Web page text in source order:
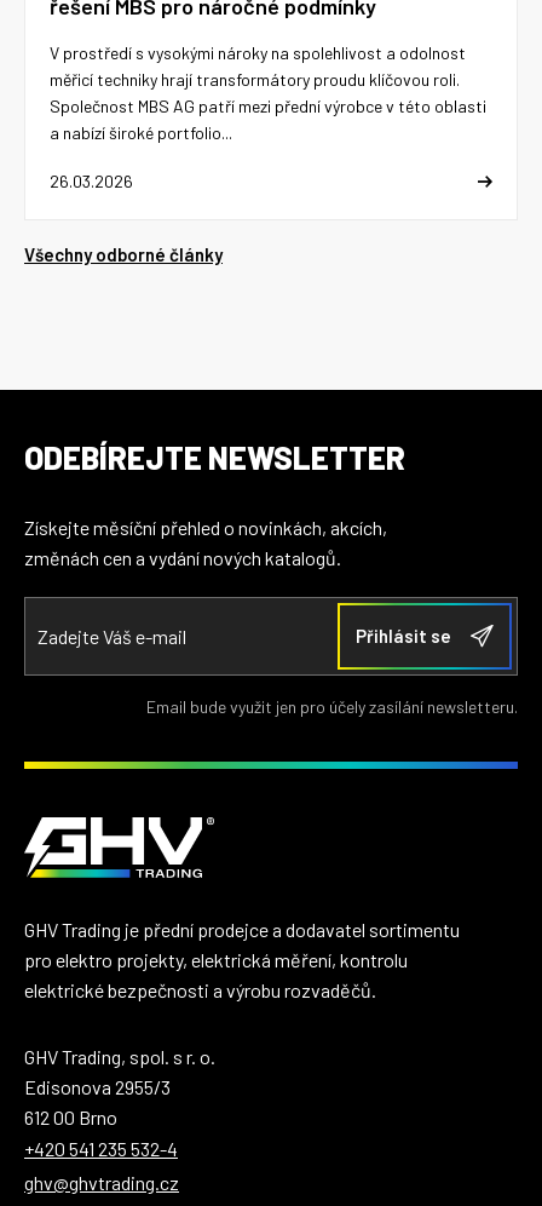
řešení MBS pro náročné podmínky
26.03.2026
V prostředí s vysokými nároky na spolehlivost a odolnost
měřicí techniky hrají transformátory proudu klíčovou roli.
Společnost MBS AG patří mezi přední výrobce v této oblasti
a nabízí široké portfolio...
Všechny odborné články
ODEBÍREJTE NEWSLETTER
Získejte měsíční přehled o novinkách, akcích,
změnách cen a vydání nových katalogů.
Email bude využit jen pro účely zasílání newsletteru.
GHV Trading je přední prodejce a dodavatel sortimentu
pro elektro projekty, elektrická měření, kontrolu
elektrické bezpečnosti a výrobu rozvaděčů.
GHV Trading, spol. s r. o.
Edisonova 2955/3
612 00 Brno
+420 541 235 532-4
ghv@ghvtrading.cz